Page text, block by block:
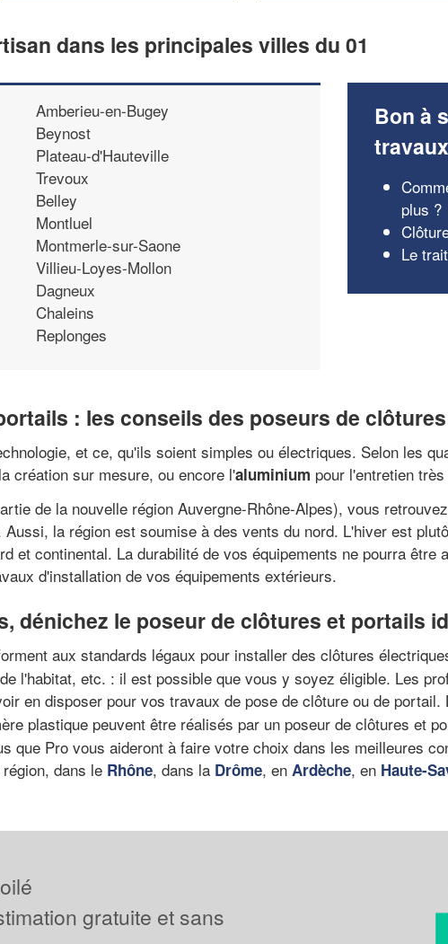
dans les principales villes du 01
Amberieu-en-Bugey
Beynost
Plateau-d'Hauteville
Trevoux
Belley
Montluel
Montmerle-sur-Saone
Villieu-Loyes-Mollon
Dagneux
Chaleins
Replonges
Bon à
travaux
plus ?
Le
: les conseils des poseurs de
et ce, qu'ils soient simples ou électriques. Selon les
création sur mesure, ou encore l'aluminium pour l'entretien
de la nouvelle région Auvergne-Rhône-Alpes), vous
la région est soumise à des vents du nord. L'hiver est
et continental. La durabilité de vos équipements ne pourra
d'installation de vos équipements extérieurs.
dénichez le poseur de clôtures et portails
aux standards légaux pour installer des clôtures
l'habitat, etc. : il est possible que vous y soyez éligible. Les
en disposer pour vos travaux de pose de clôture ou de portail.
plastique peuvent être réalisés par un poseur de clôtures et
que Pro vous aideront à faire votre choix dans les meilleures
dans le Rhône, dans la Drôme, en Ardèche, en Haute-
gratuite et sans